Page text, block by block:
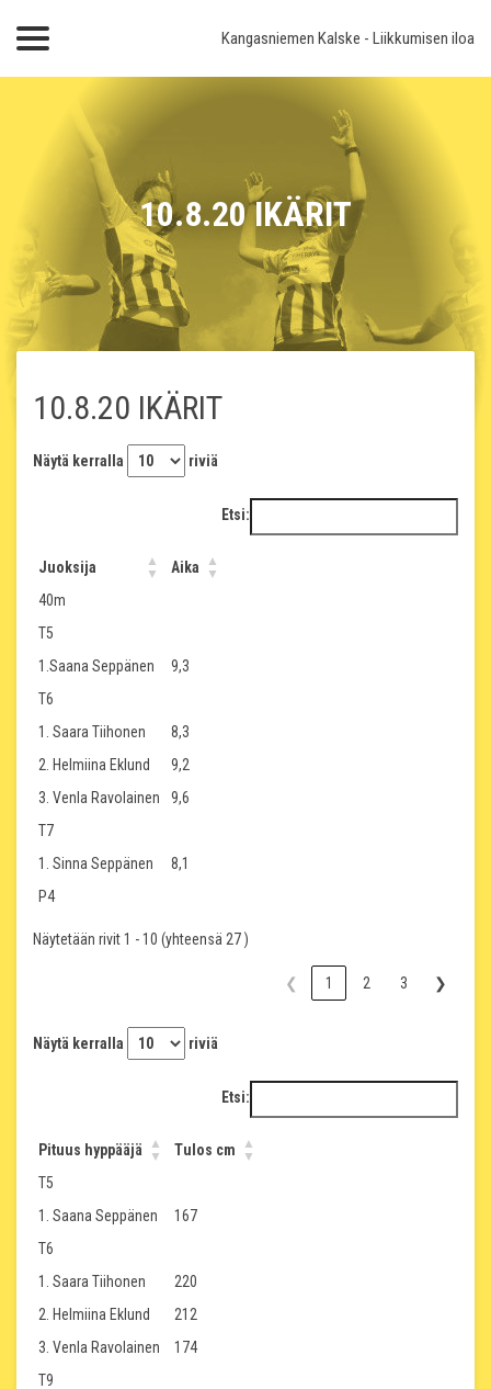
Kangasniemen Kalske - Liikkumisen iloa
10.8.20 IKÄRIT
10.8.20 IKÄRIT
Näytä kerralla riviä
Etsi:
Juoksija
Aika
40m
T5
1.Saana Seppänen
9,3
T6
1. Saara Tiihonen
8,3
2. Helmiina Eklund
9,2
3. Venla Ravolainen
9,6
T7
1. Sinna Seppänen
8,1
P4
Näytetään rivit 1 - 10 (yhteensä 27 )
❮ 1 2 3 ❯
Näytä kerralla riviä
Etsi:
Pituus hyppääjä
Tulos cm
T5
1. Saana Seppänen
167
T6
1. Saara Tiihonen
220
2. Helmiina Eklund
212
3. Venla Ravolainen
174
T9